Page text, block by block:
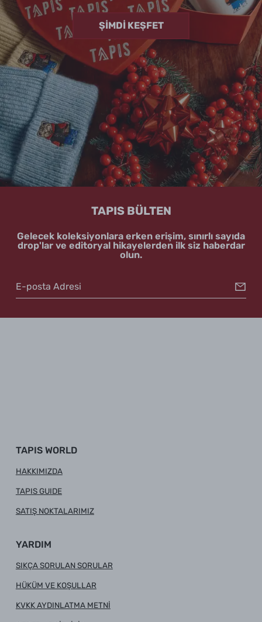
ŞİMDİ KEŞFET
TAPIS BÜLTEN
Gelecek koleksiyonlara erken erişim, sınırlı sayıda
drop'lar ve editoryal hikayelerden ilk siz haberdar
olun.
TAPIS WORLD
HAKKIMIZDA
TAPIS GUIDE
SATIŞ NOKTALARIMIZ
YARDIM
SIKÇA SORULAN SORULAR
HÜKÜM VE KOŞULLAR
KVKK AYDINLATMA METNİ